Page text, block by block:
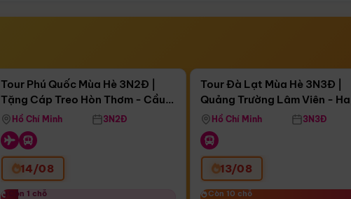
Còn05 ngày 09:09:03
Tặng Cáp Treo Hòn Thơm
Tour Phú Quốc Mùa Hè 3N2Đ |
Tặng Cáp Treo Hòn Thơm - Cầu
Hôn - Công Viên Nước Aquatopia
Hồ Chí Minh 3N2Đ
14/08
Còn 1 chỗ
Còn 1 chỗ
Còn04 ngày 09:09:03
Tour Đà Lạt Mùa Hè 3N3Đ |
Quảng Trường Lâm Viên -
Hill - Puppy Farm
Hồ Chí Minh 3N3Đ
13/08
Còn 10 chỗ
Còn 10 chỗ